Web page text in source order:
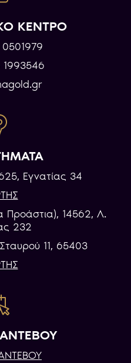
ΚΕΝΤΡΟ
0501979
1993546
Εγνατίας 34
Προάστια), 14562, Λ.
232
11, 65403